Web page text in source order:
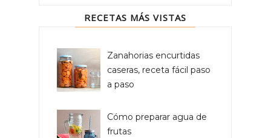
RECETAS MÁS VISTAS
Zanahorias encurtidas
caseras, receta fácil paso
a paso
Cómo preparar agua de
frutas